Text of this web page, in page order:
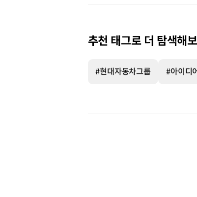
추천 태그로 더 탐색해
#현대자동차그룹 #아이디